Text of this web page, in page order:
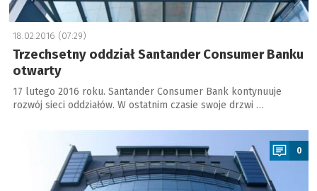
18.02.2016 (07:29)
Trzechsetny oddział Santander Consumer Banku
otwarty
17 lutego 2016 roku. Santander Consumer Bank kontynuuje
rozwój sieci oddziałów. W ostatnim czasie swoje drzwi …
0